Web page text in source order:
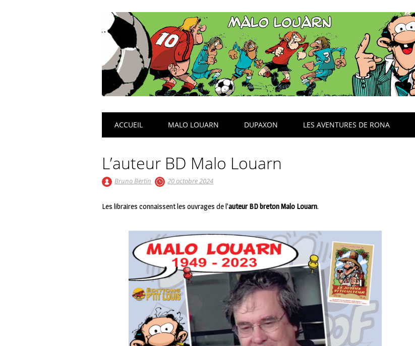
Main menu
ACCUEIL MALO LOUARN DUPAXON LES AVENTURES DE RONA
L’auteur BD Malo Louarn
Bruno Bertin 20 octobre 2024
Les libraires connaissent les ouvrages de l’auteur BD breton Malo Louarn.